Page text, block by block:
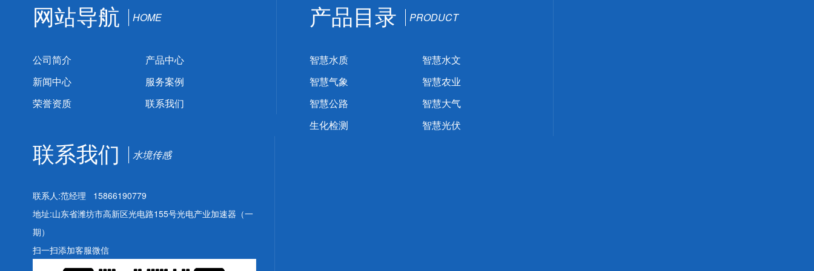
网站导航 HOME
公司简介
产品中心
新闻中心
服务案例
荣誉资质
联系我们
产品目录 PRODUCT
智慧水质
智慧水文
智慧气象
智慧农业
智慧公路
智慧大气
生化检测
智慧光伏
联系我们 水境传感
联系人:范经理 15866190779
地址:山东省潍坊市高新区光电路155号光电产业加速器（一
期）
扫一扫添加客服微信